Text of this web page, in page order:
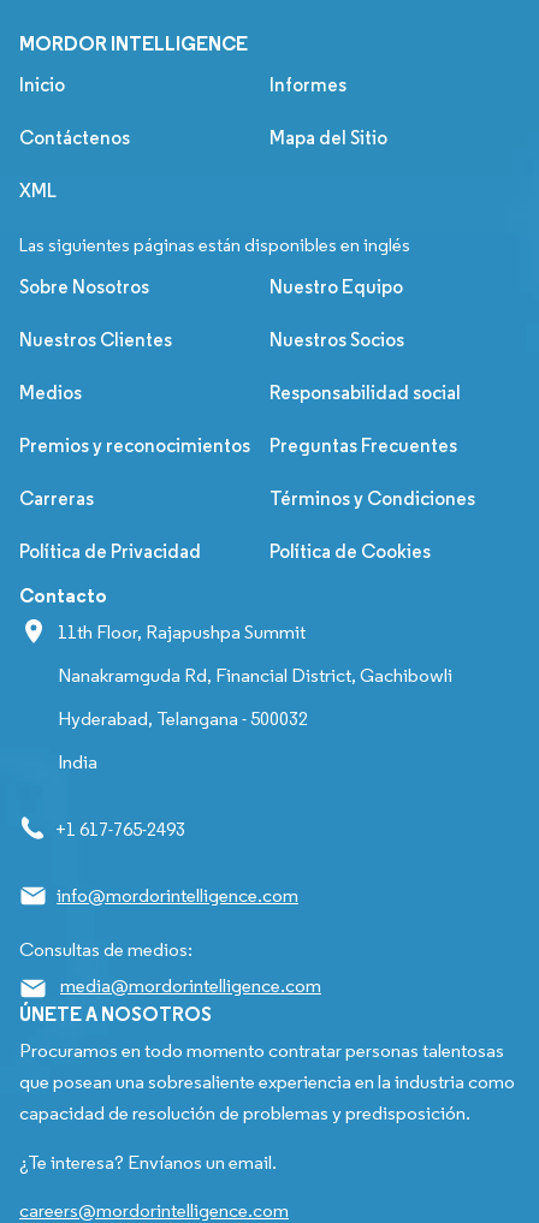
MORDOR INTELLIGENCE
Inicio Informes
Contáctenos Mapa del Sitio
XML
Las siguientes páginas están disponibles en inglés
Sobre Nosotros Nuestro Equipo
Nuestros Clientes Nuestros Socios
Medios Responsabilidad social
Premios y reconocimientos Preguntas Frecuentes
Carreras Términos y Condiciones
Política de Privacidad Política de Cookies
Contacto
11th Floor, Rajapushpa Summit
Nanakramguda Rd, Financial District, Gachibowli
Hyderabad, Telangana - 500032
India
+1 617-765-2493
info@mordorintelligence.com
Consultas de medios:
media@mordorintelligence.com
ÚNETE A NOSOTROS
Procuramos en todo momento contratar personas talentosas
que posean una sobresaliente experiencia en la industria como
capacidad de resolución de problemas y predisposición.
¿Te interesa? Envíanos un email.
careers@mordorintelligence.com